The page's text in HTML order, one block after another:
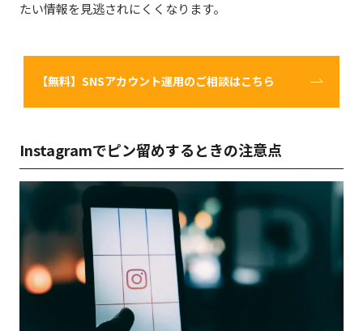
たい情報を見逃されにくくなります。
【無料】SNSアカウント運用のご相談はこちら
Instagramでピン留めするときの注意点